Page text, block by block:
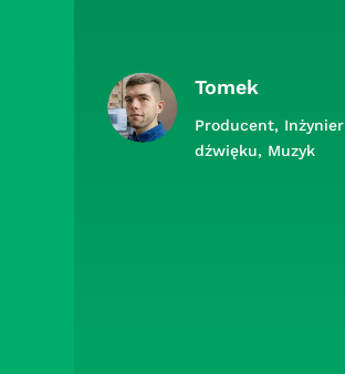
Tomek
Producent, Inżynier
dźwięku, Muzyk